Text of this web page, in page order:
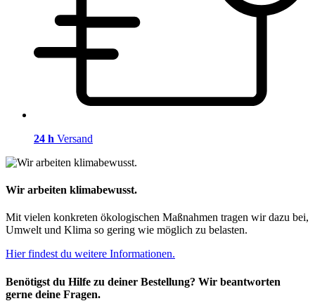
24 h Versand
Wir arbeiten klimabewusst.
Mit vielen konkreten ökologischen Maßnahmen tragen wir dazu bei,
Umwelt und Klima so gering wie möglich zu belasten.
Hier findest du weitere Informationen.
Benötigst du Hilfe zu deiner Bestellung? Wir beantworten
gerne deine Fragen.